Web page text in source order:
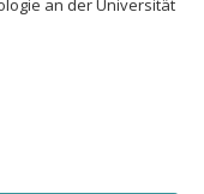
an der Universität